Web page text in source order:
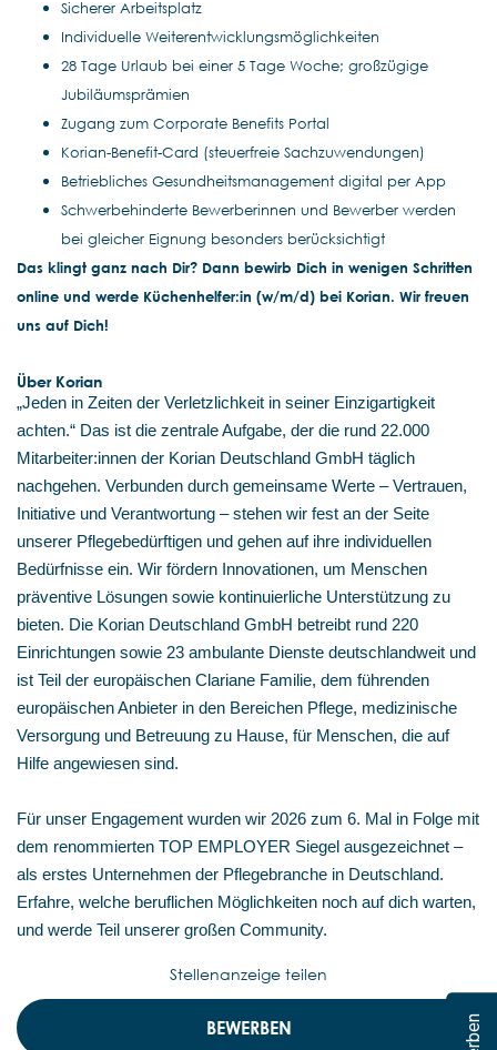
Sicherer Arbeitsplatz
Individuelle Weiterentwicklungsmöglichkeiten
28 Tage Urlaub bei einer 5 Tage Woche; großzügige
Jubiläumsprämien
Zugang zum Corporate Benefits Portal
Korian-Benefit-Card (steuerfreie Sachzuwendungen)
Betriebliches Gesundheitsmanagement digital per App
Schwerbehinderte Bewerberinnen und Bewerber werden
bei gleicher Eignung besonders berücksichtigt
Das klingt ganz nach Dir? Dann bewirb Dich in wenigen Schritten
online und werde Küchenhelfer:in (w/m/d) bei Korian. Wir freuen
uns auf Dich!
Über Korian
„Jeden in Zeiten der Verletzlichkeit in seiner Einzigartigkeit
achten.“ Das ist die zentrale Aufgabe, der die rund 22.000
Mitarbeiter:innen der Korian Deutschland GmbH täglich
nachgehen. Verbunden durch gemeinsame Werte – Vertrauen,
Initiative und Verantwortung – stehen wir fest an der Seite
unserer Pflegebedürftigen und gehen auf ihre individuellen
Bedürfnisse ein. Wir fördern Innovationen, um Menschen
präventive Lösungen sowie kontinuierliche Unterstützung zu
bieten. Die Korian Deutschland GmbH betreibt rund 220
Einrichtungen sowie 23 ambulante Dienste deutschlandweit und
ist Teil der europäischen Clariane Familie, dem führenden
europäischen Anbieter in den Bereichen Pflege, medizinische
Versorgung und Betreuung zu Hause, für Menschen, die auf
Hilfe angewiesen sind.
Für unser Engagement wurden wir 2026 zum 6. Mal in Folge mit
dem renommierten TOP EMPLOYER Siegel ausgezeichnet –
als erstes Unternehmen der Pflegebranche in Deutschland.
Erfahre, welche beruflichen Möglichkeiten noch auf dich warten,
und werde Teil unserer großen Community.
BEWERBEN
Stellenanzeige teilen